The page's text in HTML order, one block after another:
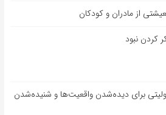
از مادران و کودکان
کردن نبود
برای دیده‌شدن واقعیت‌ها و شنیده‌شدن